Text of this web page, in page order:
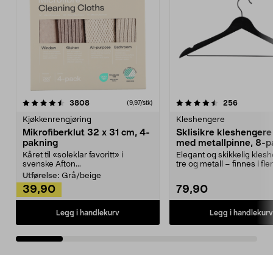
3808anmeldelser(9,97/stk)
Kjøkkenrengjøring
Mikrofiberklut 32 x 31 cm, 4-
pakning
Kåret til «soleklar favoritt» i
svenske Afton...
Utførelse: Grå/beige
39,90
Legg i handlekurv
4.5av 5 stjerner 256
Kleshengere
Sklisikre
med metallpinne, 8-
Elegant og skikkelig
tre og metall – finnes i
79,90
Legg i handlekurv
4.5av 5 stjerner